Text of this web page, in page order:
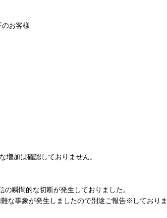
お客様
加は確認しておりません。
瞬間的な切断が発生しておりました。
事象が発生しましたので別途ご報告※しており